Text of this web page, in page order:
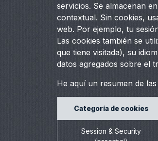
servicios. Se almacenan
contextual. Sin cookies,
web. Por ejemplo, tu
Las cookies también se
que tiene visitada), su
datos agregados sobre el
He aquí un resumen de
Categoría de cookies
Session & Security